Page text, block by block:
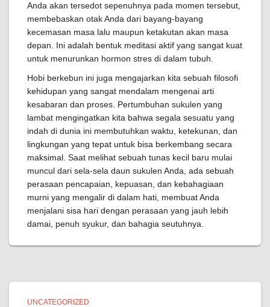
Anda akan tersedot sepenuhnya pada momen tersebut,
membebaskan otak Anda dari bayang-bayang
kecemasan masa lalu maupun ketakutan akan masa
depan. Ini adalah bentuk meditasi aktif yang sangat kuat
untuk menurunkan hormon stres di dalam tubuh.
Hobi berkebun ini juga mengajarkan kita sebuah filosofi
kehidupan yang sangat mendalam mengenai arti
kesabaran dan proses. Pertumbuhan sukulen yang
lambat mengingatkan kita bahwa segala sesuatu yang
indah di dunia ini membutuhkan waktu, ketekunan, dan
lingkungan yang tepat untuk bisa berkembang secara
maksimal. Saat melihat sebuah tunas kecil baru mulai
muncul dari sela-sela daun sukulen Anda, ada sebuah
perasaan pencapaian, kepuasan, dan kebahagiaan
murni yang mengalir di dalam hati, membuat Anda
menjalani sisa hari dengan perasaan yang jauh lebih
damai, penuh syukur, dan bahagia seutuhnya.
UNCATEGORIZED